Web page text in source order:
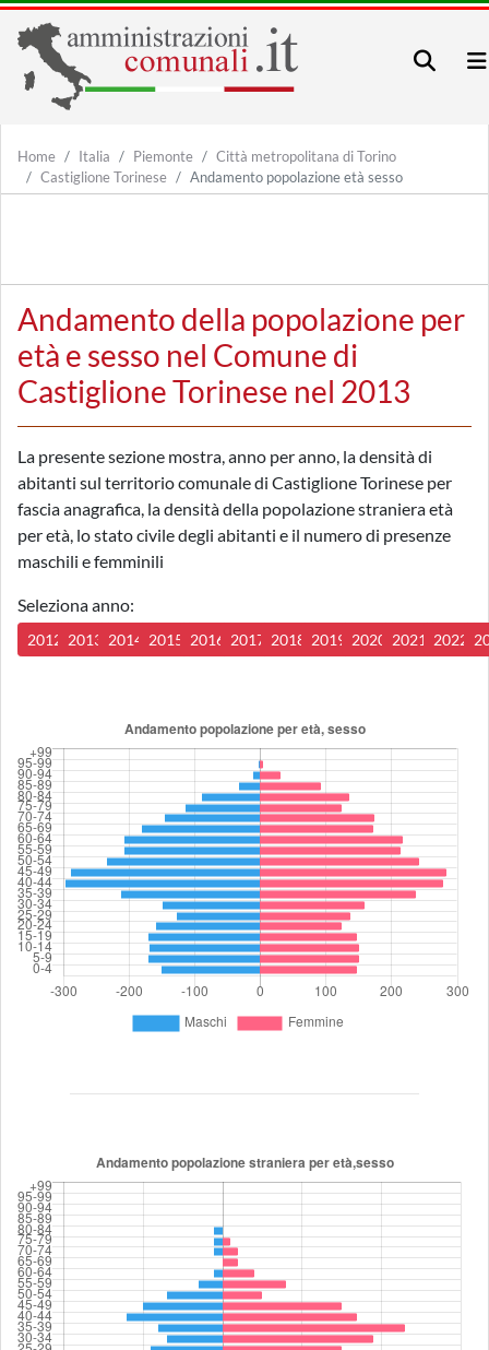
Home Italia Piemonte
Città metropolitana di Torino
Castiglione Torinese
Andamento popolazione età sesso
Andamento della popolazione per
età e sesso nel Comune di
Castiglione Torinese nel 2013
La presente sezione mostra, anno per anno, la densità di
abitanti sul territorio comunale di Castiglione Torinese per
fascia anagrafica, la densità della popolazione straniera età
per età, lo stato civile degli abitanti e il numero di presenze
maschili e femminili
Seleziona anno:
2012 2013 2014 2015 2016 2017 2018 2019 2020 2021 2022